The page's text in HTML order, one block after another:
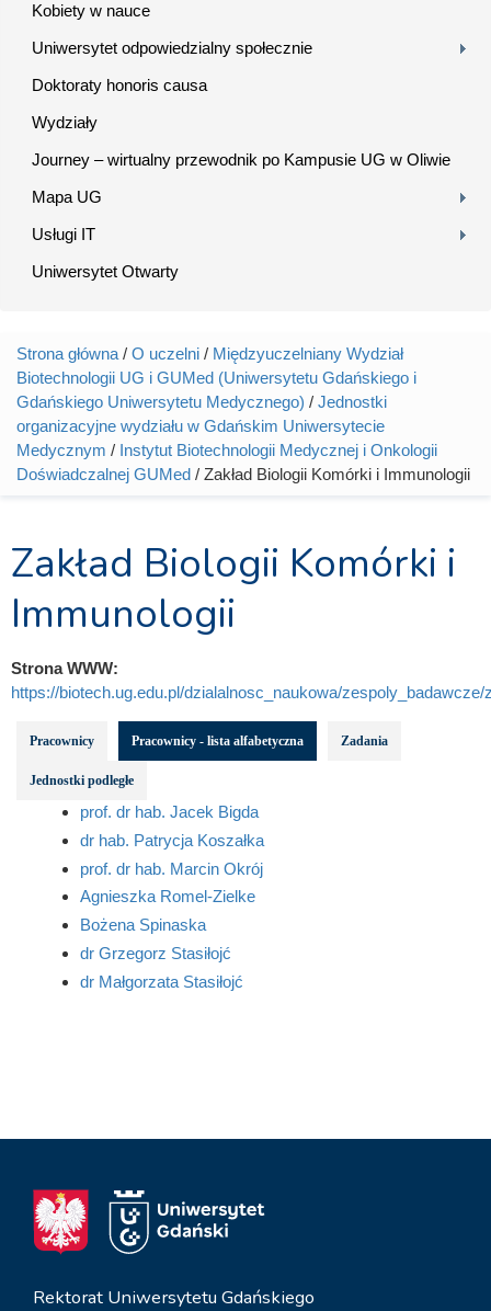
Kobiety w nauce
Uniwersytet odpowiedzialny społecznie
Doktoraty honoris causa
Wydziały
Journey – wirtualny przewodnik po Kampusie UG w Oliwie
Mapa UG
Usługi IT
Uniwersytet Otwarty
Jesteś tutaj
Strona główna / O uczelni / Międzyuczelniany Wydział
Biotechnologii UG i GUMed (Uniwersytetu Gdańskiego i
Gdańskiego Uniwersytetu Medycznego) / Jednostki
organizacyjne wydziału w Gdańskim Uniwersytecie
Medycznym / Instytut Biotechnologii Medycznej i Onkologii
Doświadczalnej GUMed / Zakład Biologii Komórki i Immunologii
Zakład Biologii Komórki i
Immunologii
Strona WWW:
https://biotech.ug.edu.pl/dzialalnosc_naukowa/zespoly_badawcze/
Pracownicy Pracownicy - lista alfabetyczna Zadania
Jednostki podległe
prof. dr hab. Jacek Bigda
dr hab. Patrycja Koszałka
prof. dr hab. Marcin Okrój
Agnieszka Romel-Zielke
Bożena Spinaska
dr Grzegorz Stasiłojć
dr Małgorzata Stasiłojć
Rektorat Uniwersytetu Gdańskiego